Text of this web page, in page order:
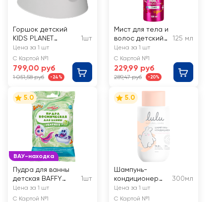
Горшок детский
KIDS PLANET
серый/белый
1шт
Цена за 1 шт
С Картой №1
799,00 руб
1 051,58 руб -24%
Мист для тела и
волос детский
МОЯ ПРЕЛЕСТЬ
Как большая
125 мл
Цена за 1 шт
С Картой №1
229,99 руб
289,47 руб -20%
ВАУ-находка
5.0
Пудра для ванны
детская BAFFY
Космическая 3+
1шт
Цена за 1 шт
С Картой №1
5.0
Шампунь-
кондиционер
детский LULU 3+
300мл
Цена за 1 шт
С Картой №1